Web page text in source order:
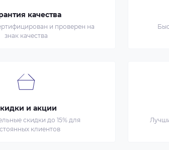
качества
и проверен на
знак качества
и акции
скидки до 15% для
клиентов